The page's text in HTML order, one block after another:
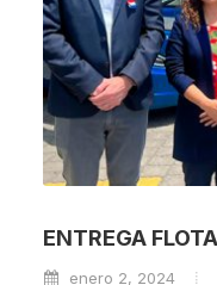
ENTREGA
enero 2, 2024